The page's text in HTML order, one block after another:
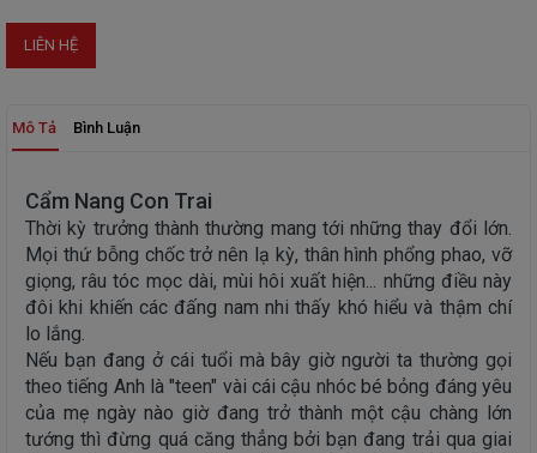
LIÊN HỆ
Mô Tả Bình Luận
Cẩm Nang Con Trai
Thời kỳ trưởng thành thường mang tới những thay đổi lớn.
Mọi thứ bỗng chốc trở nên lạ kỳ, thân hình phổng phao, vỡ
giọng, râu tóc mọc dài, mùi hôi xuất hiện... những điều này
đôi khi khiến các đấng nam nhi thấy khó hiểu và thậm chí
lo lắng.
Nếu bạn đang ở cái tuổi mà bây giờ người ta thường gọi
theo tiếng Anh là "teen" vài cái cậu nhóc bé bỏng đáng yêu
của mẹ ngày nào giờ đang trở thành một cậu chàng lớn
tướng thì đừng quá căng thẳng bởi bạn đang trải qua giai